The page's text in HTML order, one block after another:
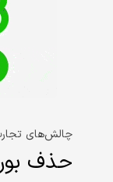
چالش‌های
حذف